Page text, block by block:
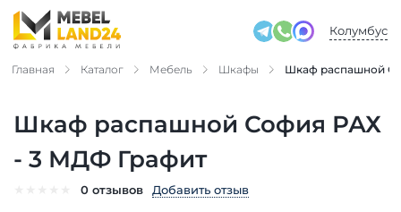
Колумбус
Главная Каталог Мебель Шкафы Шкаф распашной
Шкаф распашной София РАХ
- 3 МДФ Графит
0 отзывов Добавить отзыв